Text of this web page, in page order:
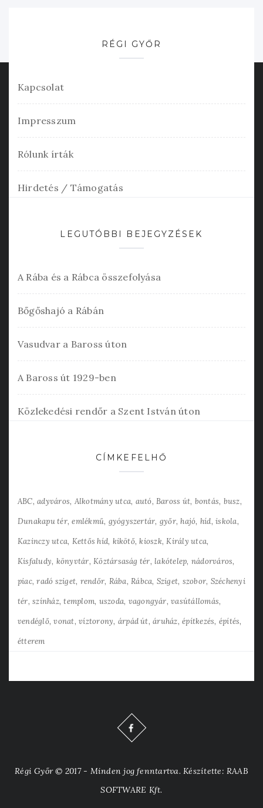
RÉGI GYŐR
Kapcsolat
Impresszum
Rólunk írták
Hirdetés / Támogatás
LEGUTÓBBI BEJEGYZÉSEK
A Rába és a Rábca összefolyása
Bőgőshajó a Rábán
Vasudvar a Baross úton
A Baross út 1929-ben
Közlekedési rendőr a Szent István úton
CÍMKEFELHŐ
ABC adyváros Alkotmány utca autó Baross út bontás busz
Dunakapu tér emlékmű gyógyszertár győr hajó híd iskola
Kazinczy utca Kettős híd kikötő kioszk Király utca
Kisfaludy könyvtár Köztársaság tér lakótelep nádorváros
piac radó sziget rendőr Rába Rábca Sziget szobor Széchenyi
tér színház templom uszoda vagongyár vasútállomás
vendéglő vonat víztorony árpád út áruház építkezés építés
étterem
Régi Győr © 2017 - Minden jog fenntartva. Készítette: RAAB
SOFTWARE Kft.